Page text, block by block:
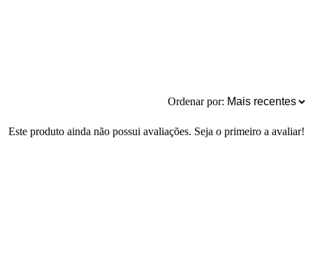
Ordenar por:
Este produto ainda não possui avaliações. Seja o primeiro a avaliar!